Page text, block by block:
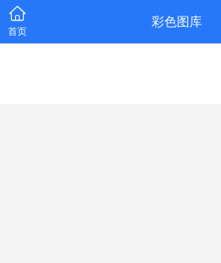
首页
彩色图库